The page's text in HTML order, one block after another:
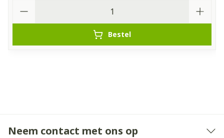
Bestel
Neem contact met ons op